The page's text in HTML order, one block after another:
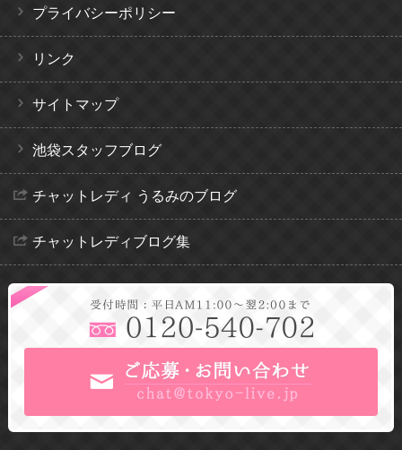
プライバシーポリシー
リンク
サイトマップ
池袋スタッフブログ
チャットレディ うるみのブログ
チャットレディブログ集